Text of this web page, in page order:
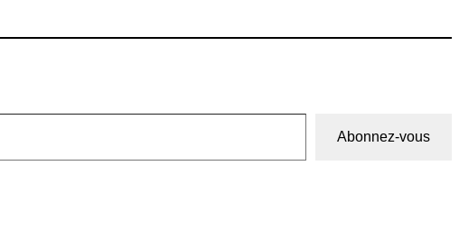
Abonnez-vous